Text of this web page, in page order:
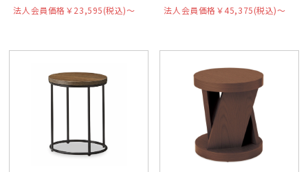
法人会員価格￥23,595(税込)〜
法人会員価格￥45,375(税込)〜